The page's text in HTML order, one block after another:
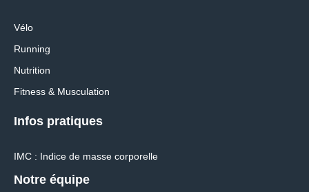
Vélo
Running
Nutrition
Fitness & Musculation
Infos pratiques
IMC : Indice de masse corporelle
Notre équipe